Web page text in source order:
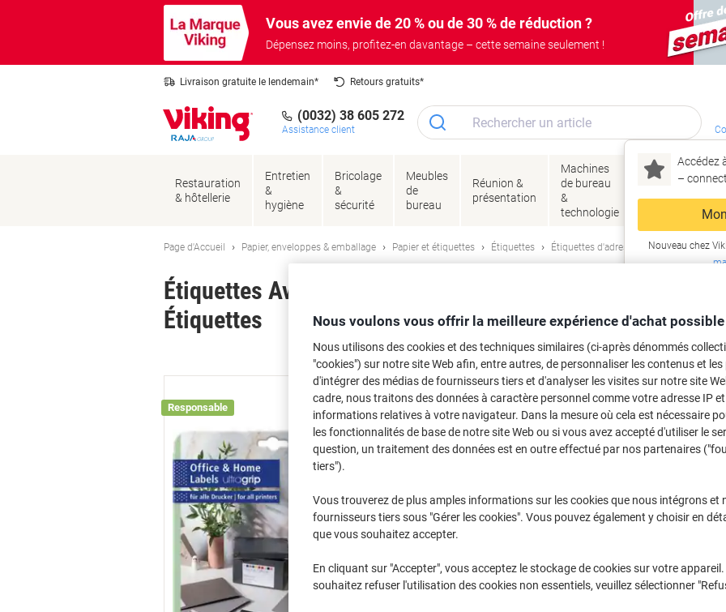
Vous avez envie de 20 % ou de 30 % de réduction ?
Dépensez moins, profitez-en davantage – cette semaine seulement !
Livraison gratuite le lendemain* Retours gratuits*
(0032) 38 605 272
Assistance client
Accédez
–
Nouveau chez
Restauration
& hôtellerie
Entretien
&
hygiène
Bricolage
&
sécurité
Meubles
de
bureau
Réunion &
présentation
Machines
de bureau
&
technologie
Encres
&
Page d'Accueil Papier, enveloppes & emballage Papier et étiquettes Étiquettes Étiquettes d'adresse et multifonctions
Étiquettes Avery 6126 adhésif A4 Blanc 48.5 x 25.4 mm
Étiquettes
Marque : Avery Viking N°. 1150320
Responsable
Achetez Plus,Dépensez Moins
€7,79
Paquet
À partir de 5 Paquets
€9,11 TVA incl.
Paquets €8,79
3-4Paquets €8,29 -5%
En stock Livraison 1-2 jours
Nous voulons vous offrir la meilleure expérience d'achat possible
Nous utilisons des cookies et des techniques similaires (ci-après dénommés
"cookies") sur notre site Web afin, entre autres, de personnaliser les contenus et les
d'intégrer des médias de fournisseurs tiers et d'analyser les visites sur notre site
cadre, nous traitons des données à caractère personnel comme votre adresse IP et
informations relatives à votre navigateur. Dans la mesure où cela est nécessaire
les fonctionnalités de base de notre site Web ou si vous avez accepté d'utiliser le
question, un traitement des données est en outre effectué par nos partenaires
tiers").
Vous trouverez de plus amples informations sur les cookies que nous intégrons et
fournisseurs tiers sous "Gérer les cookies". Vous pouvez également y choisir en
que vous souhaitez accepter.
En cliquant sur "Accepter", vous acceptez le stockage de cookies sur votre appareil.
souhaitez refuser l'utilisation des cookies non essentiels, veuillez sélectionner